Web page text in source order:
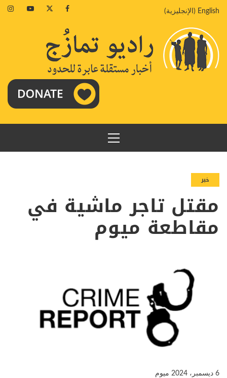
إلىEnglish
( الإنجليزية)
Facebook
Twitter
Youtube
القائمة
الرئيسية
خبر
مقتل تاجر ماشية في
مقاطعة ميوم
6 ديسمبر، 2024 ميوم